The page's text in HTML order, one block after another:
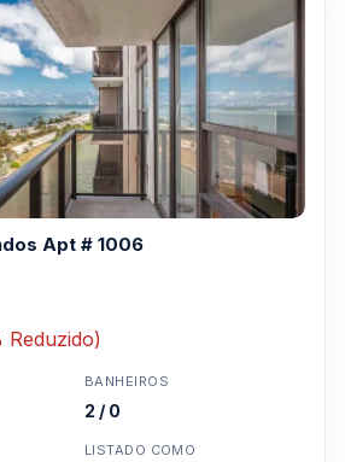
Apt # 1006
BANHEIROS
2 / 0
LISTADO COMO